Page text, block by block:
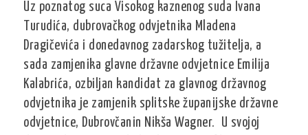
Uz poznatog suca Visokog kaznenog suda Ivana
Turudića, dubrovačkog odvjetnika Mladena
Dragičevića i donedavnog zadarskog tužitelja, a
sada zamjenika glavne državne odvjetnice Emilija
Kalabrića, ozbiljan kandidat za glavnog državnog
odvjetnika je zamjenik splitske županijske državne
odvjetnice, Dubrovčanin Nikša Wagner. U svojoj